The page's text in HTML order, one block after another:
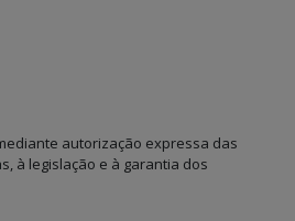
autorização expressa das
à legislação e à garantia dos